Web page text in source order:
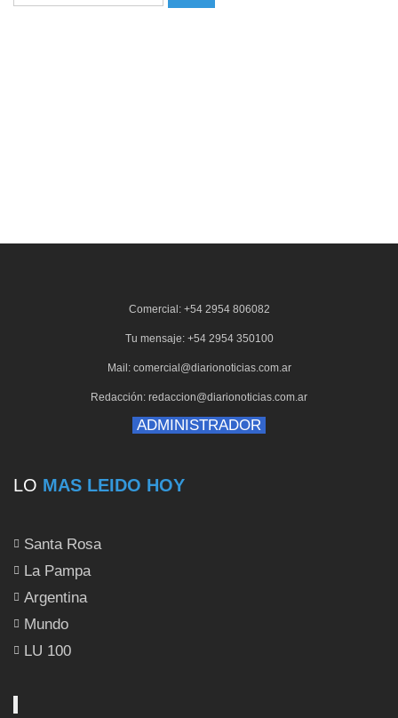
Comercial: +54 2954 806082
Tu mensaje: +54 2954 350100
Mail: comercial@diarionoticias.com.ar
Redacción: redaccion@diarionoticias.com.ar
ADMINISTRADOR
LO MAS LEIDO HOY
Santa Rosa
La Pampa
Argentina
Mundo
LU 100